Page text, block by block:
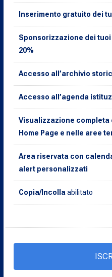
Inserimento gratuito dei
Sponsorizzazione dei
20%
Accesso all’archivio
Accesso all’agenda
Visualizzazione completa
Home Page e nelle aree
Area riservata con
alert personalizzati
Copia/Incollaabilitato